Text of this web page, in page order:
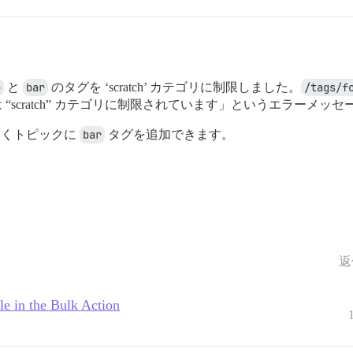
と bar のタグを ‘scratch’ カテゴリに制限しました。 /tags/
カテゴリに制限されています」というエラーメッセ
トピックに bar タグを追加できます。
in the Bulk Action